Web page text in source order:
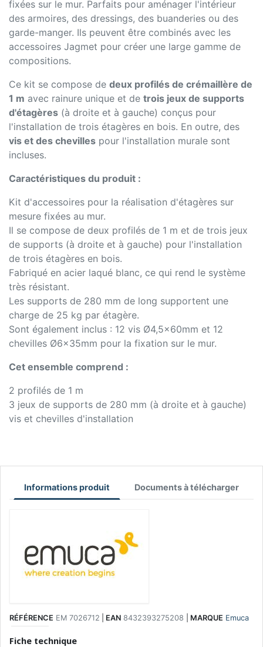
fixées sur le mur. Parfaits pour aménager l'intérieur
des armoires, des dressings, des buanderies ou des
garde-manger. Ils peuvent être combinés avec les
accessoires Jagmet pour créer une large gamme de
compositions.
Ce kit se compose de deux profilés de crémaillère de
1 m avec rainure unique et de trois jeux de supports
d'étagères (à droite et à gauche) conçus pour
l'installation de trois étagères en bois. En outre, des
vis et des chevilles pour l'installation murale sont
incluses.
Caractéristiques du produit :
Kit d'accessoires pour la réalisation d'étagères sur
mesure fixées au mur.
Il se compose de deux profilés de 1 m et de trois jeux
de supports (à droite et à gauche) pour l'installation
de trois étagères en bois.
Fabriqué en acier laqué blanc, ce qui rend le système
très résistant.
Les supports de 280 mm de long supportent une
charge de 25 kg par étagère.
Sont également inclus : 12 vis Ø4,5x60mm et 12
chevilles Ø6x35mm pour la fixation sur le mur.
Cet ensemble comprend :
2 profilés de 1 m
3 jeux de supports de 280 mm (à droite et à gauche)
vis et chevilles d'installation
Informations produit Documents à télécharger
RÉFÉRENCE EM 7026712 EAN 8432393275208 MARQUE Emuca
Fiche technique